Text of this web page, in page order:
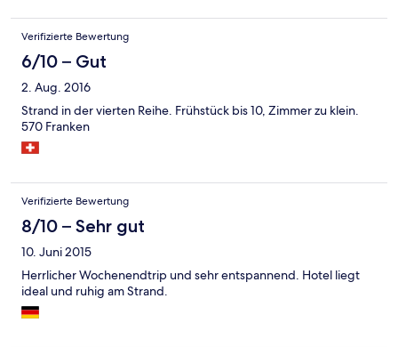
Verifizierte Bewertung
6/10 – Gut
2. Aug. 2016
Strand in der vierten Reihe. Frühstück bis 10, Zimmer zu klein.
570 Franken
Verifizierte Bewertung
8/10 – Sehr gut
10. Juni 2015
Herrlicher Wochenendtrip und sehr entspannend. Hotel liegt
ideal und ruhig am Strand.